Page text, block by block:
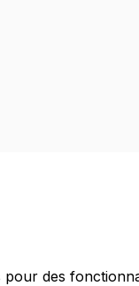
des